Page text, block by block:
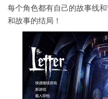
每个角色都有自己的故事线
和故事的结局！